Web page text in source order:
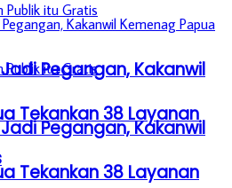
Pegangan, Kakanwil
Tekankan 38 Layanan
Pegangan, Kakanwil
Tekankan 38 Layanan